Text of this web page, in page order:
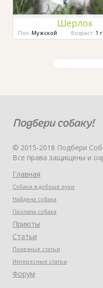
Шерлок
Пол: Мужской Возраст: 1
© 2015-2018 Подбери
Все права защищены и
Главная
Собаки в добрые руки
Найдена собака
Пропала собака
Приюты
Статьи
Полезные статьи
Интересные статьи
Форум